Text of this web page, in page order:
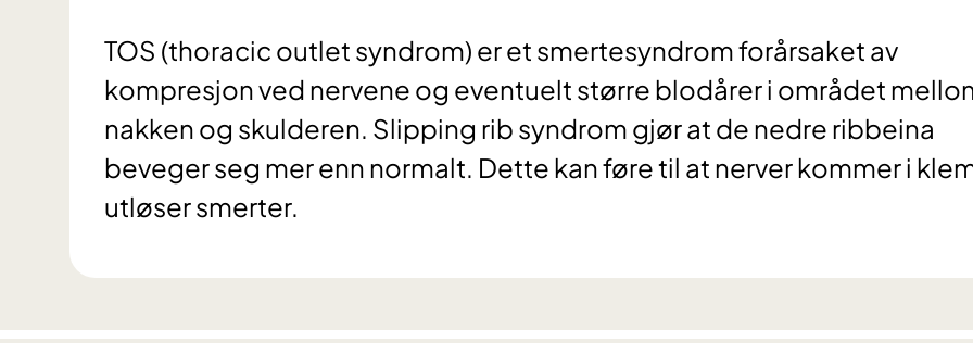
TOS (thoracic outlet syndrom) er et smertesyndrom forårsaket av
kompresjon ved nervene og eventuelt større blodårer i området
nakken og skulderen. Slipping rib syndrom gjør at de nedre ribbeina
beveger seg mer enn normalt. Dette kan føre til at nerver kommer i
utløser smerter.